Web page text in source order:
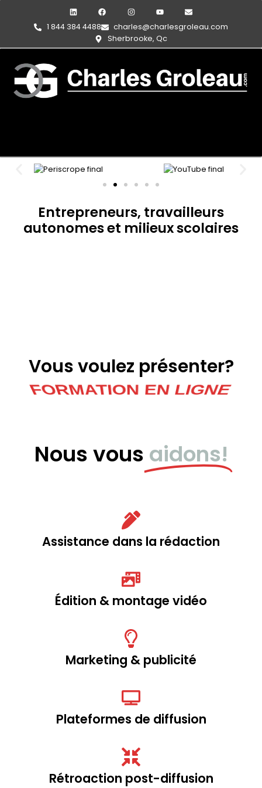
1 844 384 4488
charles@charlesgroleau.com
Sherbrooke, Qc
Entrepreneurs, travailleurs
autonomes et milieux scolaires
Vous voulez présenter?
DIFFUSION EN DIRECT
Nous vous aidons!
Assistance dans la rédaction
Édition & montage vidéo
Marketing & publicité
Plateformes de diffusion
Rétroaction post-diffusion